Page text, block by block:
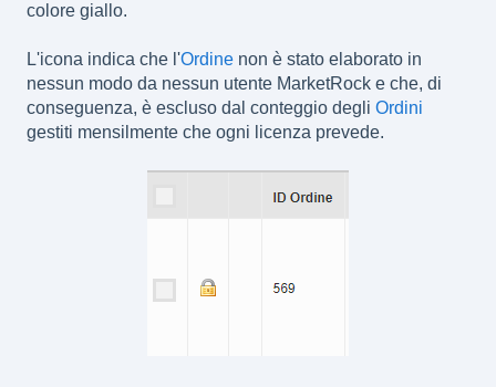
colore giallo.
L'icona indica che l'Ordine non è stato elaborato in
nessun modo da nessun utente MarketRock e che, di
conseguenza, è escluso dal conteggio degli Ordini
gestiti mensilmente che ogni licenza prevede.